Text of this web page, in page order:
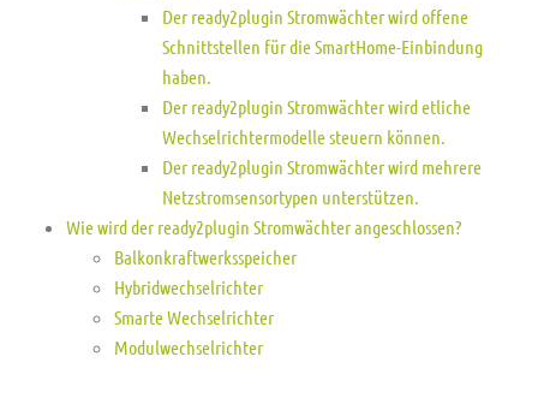
Der ready2plugin Stromwächter wird offene
Schnittstellen für die SmartHome-Einbindung
haben.
Der ready2plugin Stromwächter wird etliche
Wechselrichtermodelle steuern können.
Der ready2plugin Stromwächter wird mehrere
Netzstromsensortypen unterstützen.
Wie wird der ready2plugin Stromwächter angeschlossen?
Balkonkraftwerksspeicher
Hybridwechselrichter
Smarte Wechselrichter
Modulwechselrichter